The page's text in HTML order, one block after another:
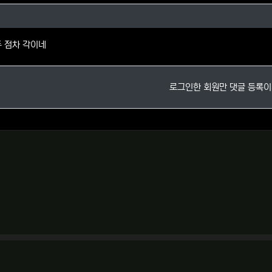
댓글
점차 각이네
로그인한 회원만 댓글 등록